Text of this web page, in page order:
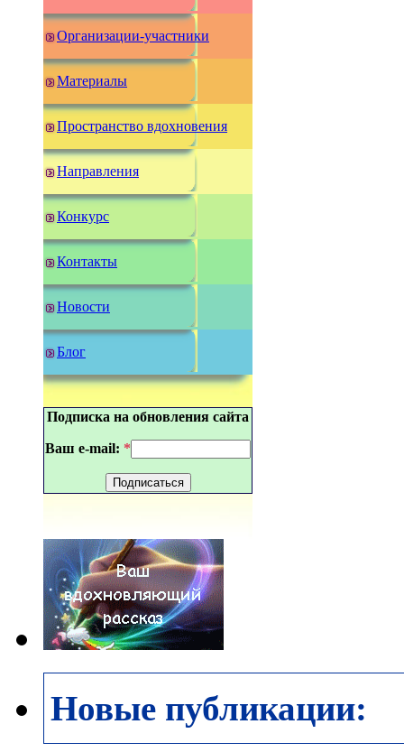
Организации-участники
Материалы
Пространство вдохновения
Направления
Конкурс
Контакты
Новости
Блог
Подписка на обновления сайта
Ваш e-mail: *
Новые публикации: